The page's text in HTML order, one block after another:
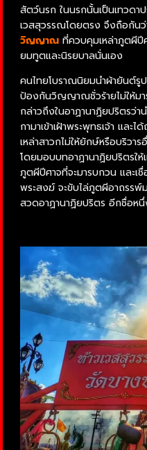
สัตว์นรก ในนรกนั้นเป็นเทวดา
เวสสุวรรณโดยตรง จึงถือกันว่
วิญญาณ ที่ควบคุมเหล่าภูตผี
ยมทูตและนิรยบาลนั่นเอง
คนไทยโบราณนิยมนำผ้ายันต์รู
ป้องกันวิญญาณชั่วร้ายไม่ให้มา
กล่าวถึงในอาฏานาฏิยปริตรว่า
กามาเข้าเฝ้าพระพุทธเจ้า และ
เหล่าสาวกไม่ให้ยักษ์หรือบริวา
โดยมอบบทอาฏานาฏิยปริตรใ
ภูตผีปีศาจที่จะมารบกวน และเ
พระสงฆ์ จะขับไล่ภูตผีอาถรรพ์
สวดอาฏานาฏิยปริตร อีกชื่อห